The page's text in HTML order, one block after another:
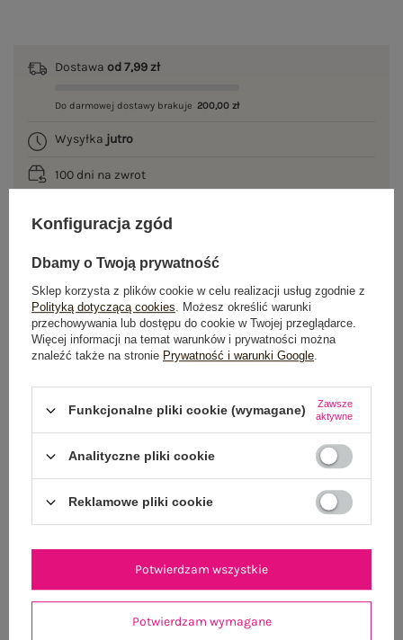
Dostawa od 7,99 zł
Do darmowej dostawy brakuje 200,00 zł
Wysyłka jutro
100 dni na zwrot
OPIS PRODUKTU
GŁÓWNE PARAMETRY
OPINIE O PRODUKCIE (1)
OSTATNIO OGLĄDANE
Zobacz wszystko
Konfiguracja zgód
Dbamy o Twoją prywatność
Sklep korzysta z plików cookie w celu realizacji usług zgodnie z
Polityką dotyczącą cookies. Możesz określić warunki
przechowywania lub dostępu do cookie w Twojej przeglądarce.
Więcej informacji na temat warunków i prywatności można
znaleźć także na stronie Prywatność i warunki Google.
Funkcjonalne pliki cookie (wymagane)
Zawsze
aktywne
Analityczne pliki cookie
Reklamowe pliki cookie
Potwierdzam wymagane
Potwierdzam wszystkie